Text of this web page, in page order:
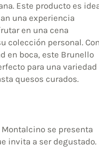
Este producto es
una experiencia
en una cena
colección personal.
en boca, este Brunello
para una variedad
quesos curados.
se presenta
invita a ser degustado.